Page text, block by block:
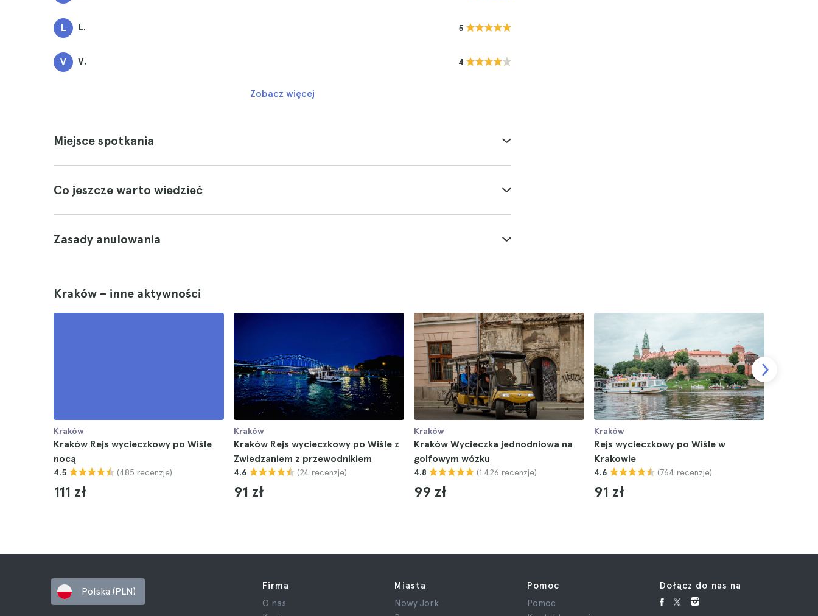
L L. 5
V V. 4
Zobacz więcej
Miejsce spotkania
Co jeszcze warto wiedzieć
Zasady anulowania
Kraków – inne aktywności
Kraków
Kraków Rejs wycieczkowy po Wiśle
nocą
4.5 (485 recenzje)
111 zł
Kraków
Kraków Rejs wycieczkowy po Wiśle z
Zwiedzaniem z przewodnikiem
4.6 (24 recenzje)
91 zł
Kraków
Kraków Wycieczka jednodniowa na
golfowym wózku
4.8 (1.426 recenzje)
99 zł
Kraków
Rejs wycieczkowy po Wiśle w
Krakowie
4.6 (764 recenzje)
91 zł
Polska (PLN)
Firma
O nas
Miasta
Nowy Jork
Pomoc
Pomoc
Dołącz do nas na